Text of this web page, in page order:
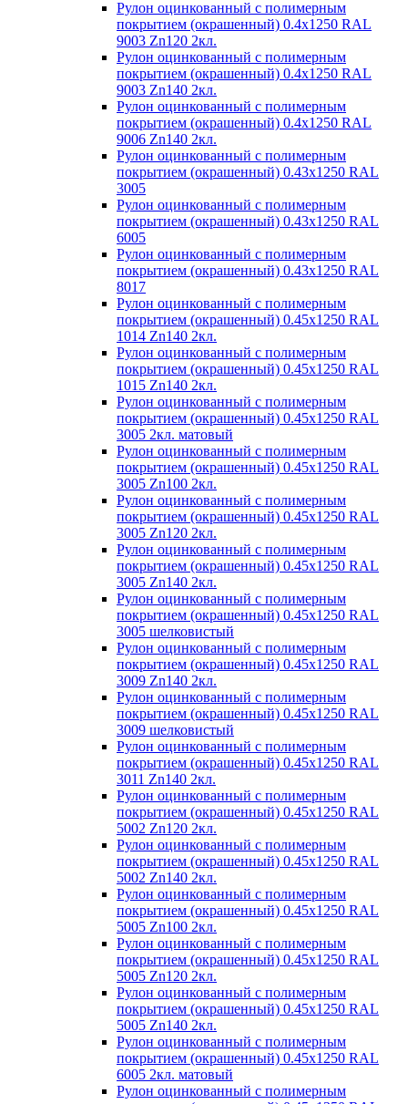
Рулон оцинкованный с полимерным
покрытием (окрашенный) 0.4x1250 RAL
9003 Zn120 2кл.
Рулон оцинкованный с полимерным
покрытием (окрашенный) 0.4x1250 RAL
9003 Zn140 2кл.
Рулон оцинкованный с полимерным
покрытием (окрашенный) 0.4x1250 RAL
9006 Zn140 2кл.
Рулон оцинкованный с полимерным
покрытием (окрашенный) 0.43x1250 RAL
3005
Рулон оцинкованный с полимерным
покрытием (окрашенный) 0.43x1250 RAL
6005
Рулон оцинкованный с полимерным
покрытием (окрашенный) 0.43x1250 RAL
8017
Рулон оцинкованный с полимерным
покрытием (окрашенный) 0.45x1250 RAL
1014 Zn140 2кл.
Рулон оцинкованный с полимерным
покрытием (окрашенный) 0.45x1250 RAL
1015 Zn140 2кл.
Рулон оцинкованный с полимерным
покрытием (окрашенный) 0.45x1250 RAL
3005 2кл. матовый
Рулон оцинкованный с полимерным
покрытием (окрашенный) 0.45x1250 RAL
3005 Zn100 2кл.
Рулон оцинкованный с полимерным
покрытием (окрашенный) 0.45x1250 RAL
3005 Zn120 2кл.
Рулон оцинкованный с полимерным
покрытием (окрашенный) 0.45x1250 RAL
3005 Zn140 2кл.
Рулон оцинкованный с полимерным
покрытием (окрашенный) 0.45x1250 RAL
3005 шелковистый
Рулон оцинкованный с полимерным
покрытием (окрашенный) 0.45x1250 RAL
3009 Zn140 2кл.
Рулон оцинкованный с полимерным
покрытием (окрашенный) 0.45x1250 RAL
3009 шелковистый
Рулон оцинкованный с полимерным
покрытием (окрашенный) 0.45x1250 RAL
3011 Zn140 2кл.
Рулон оцинкованный с полимерным
покрытием (окрашенный) 0.45x1250 RAL
5002 Zn120 2кл.
Рулон оцинкованный с полимерным
покрытием (окрашенный) 0.45x1250 RAL
5002 Zn140 2кл.
Рулон оцинкованный с полимерным
покрытием (окрашенный) 0.45x1250 RAL
5005 Zn100 2кл.
Рулон оцинкованный с полимерным
покрытием (окрашенный) 0.45x1250 RAL
5005 Zn120 2кл.
Рулон оцинкованный с полимерным
покрытием (окрашенный) 0.45x1250 RAL
5005 Zn140 2кл.
Рулон оцинкованный с полимерным
покрытием (окрашенный) 0.45x1250 RAL
6005 2кл. матовый
Рулон оцинкованный с полимерным